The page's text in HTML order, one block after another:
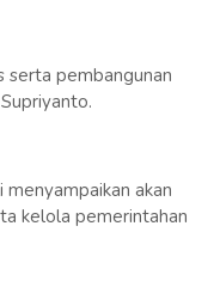
serta pembangunan
akan
kelola pemerintahan